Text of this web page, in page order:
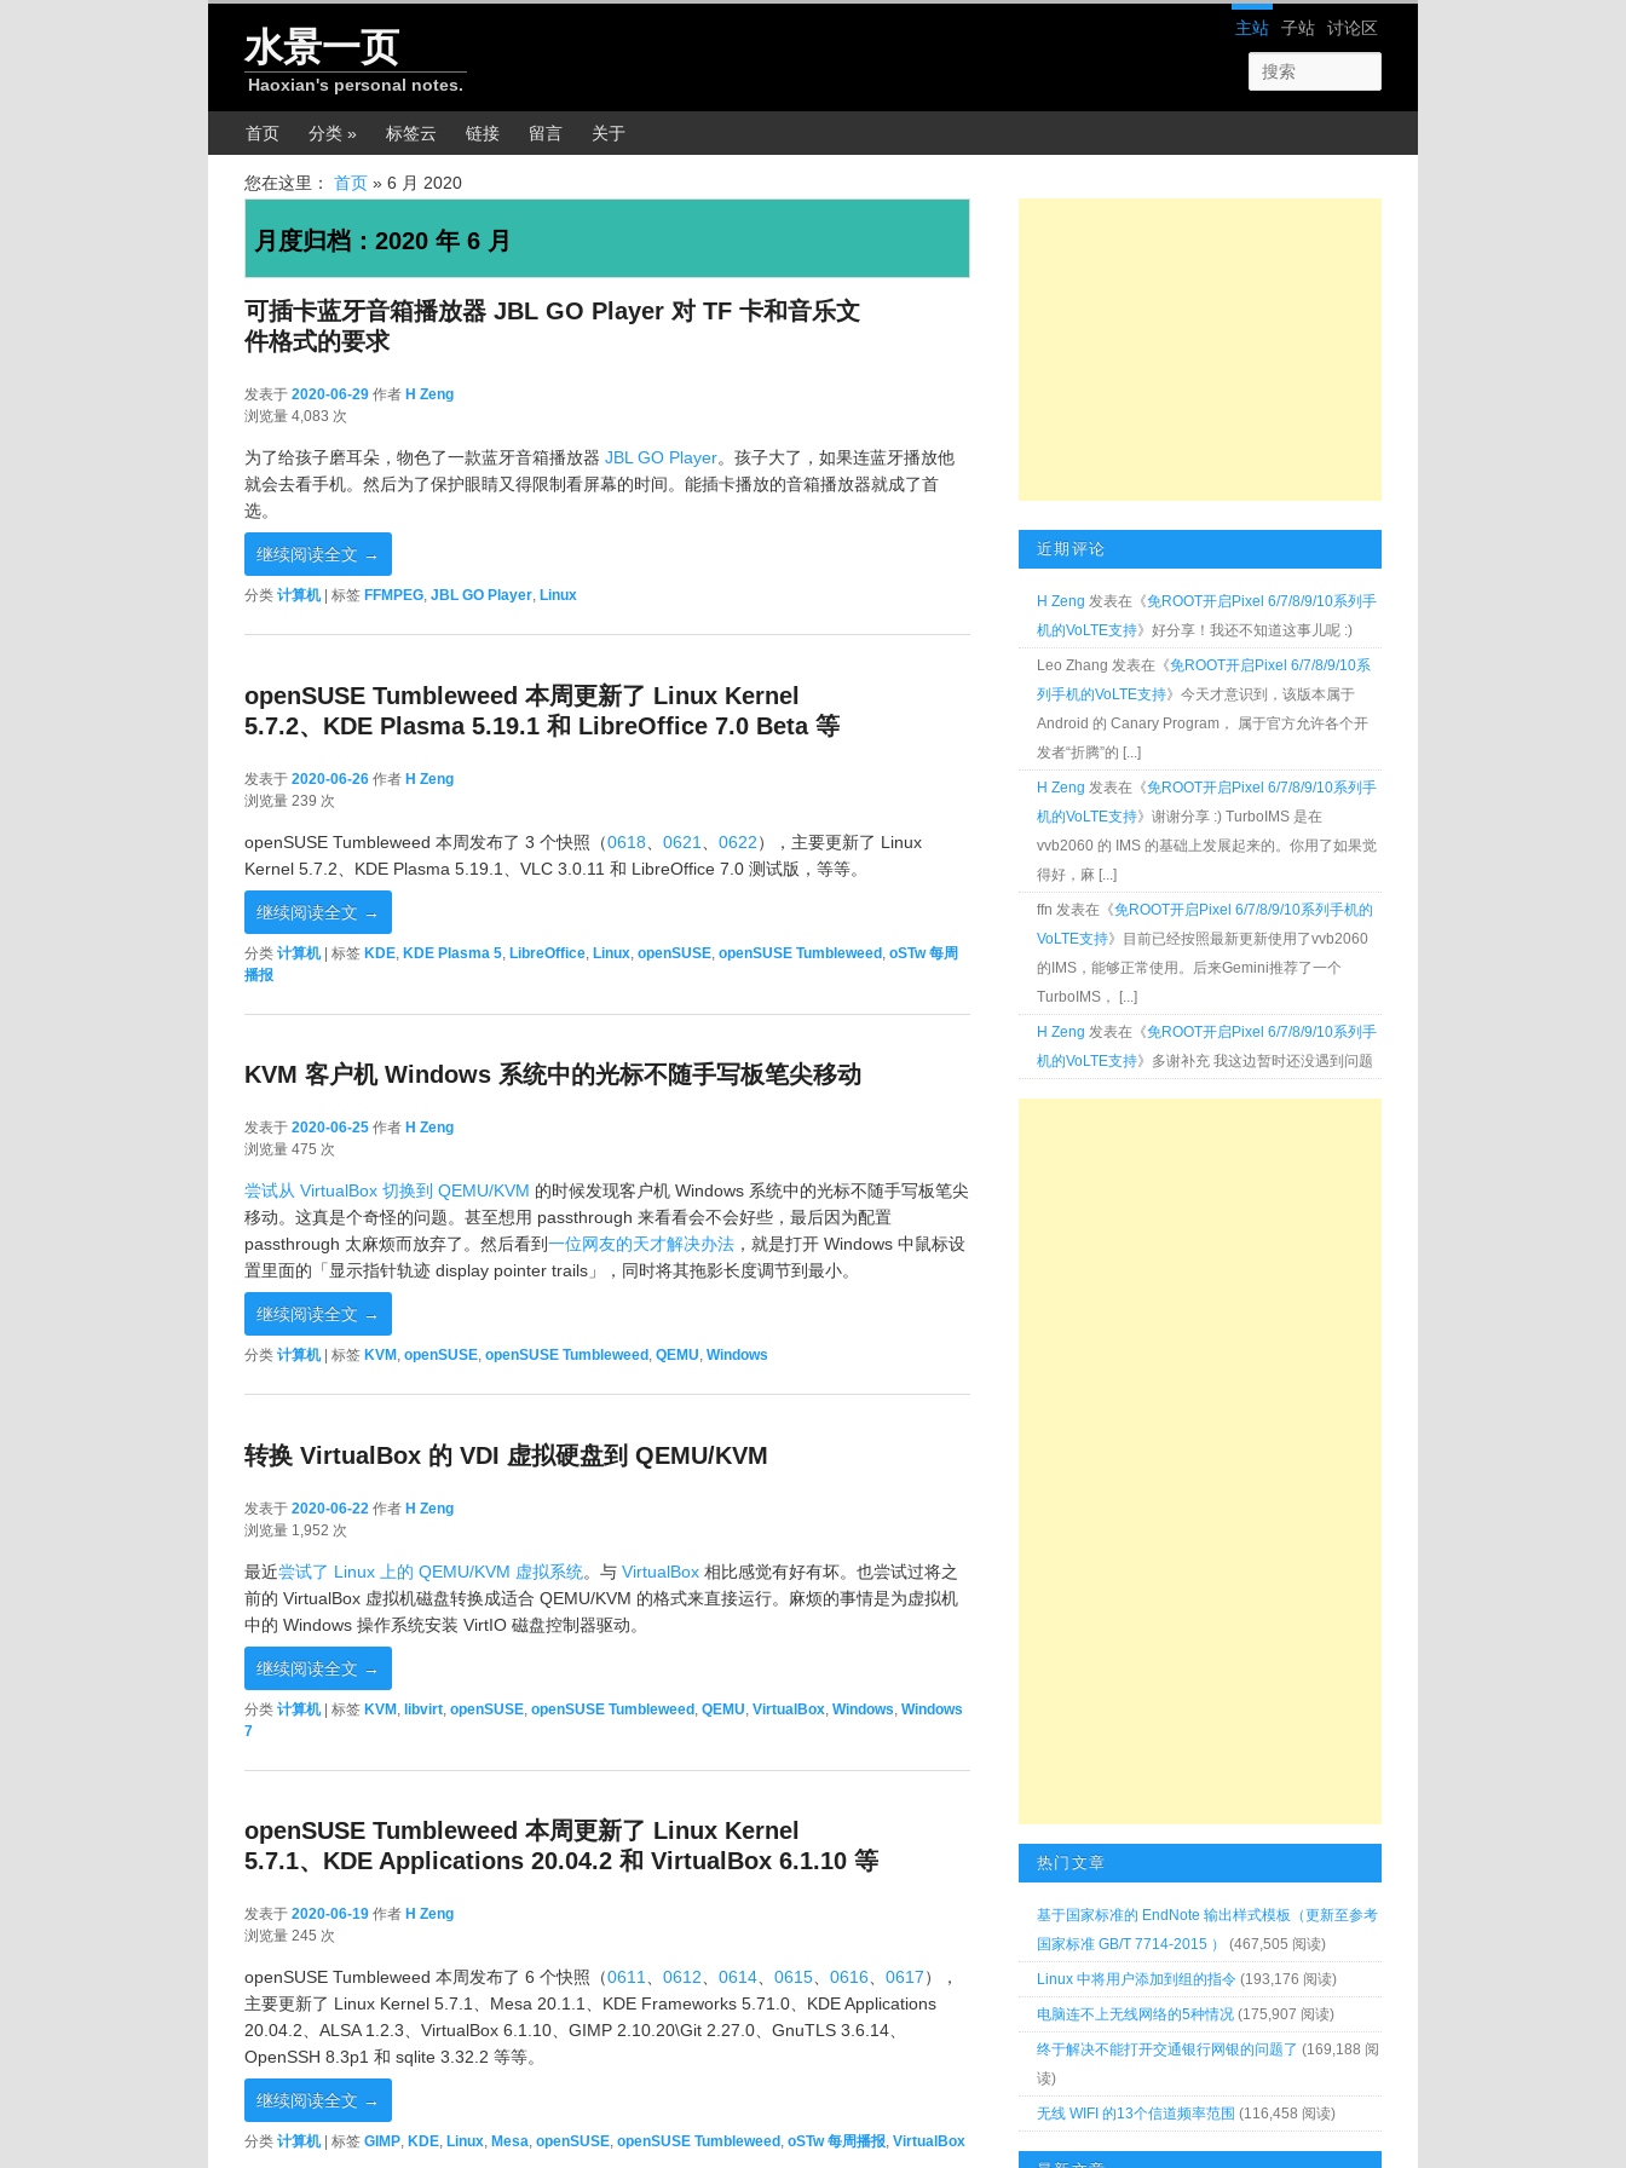
网站导航
主站 子站 讨论区
水景一页
Haoxian's personal notes.
主菜单首页 分类 » 标签云 链接 留言 关于
您在这里： 首页 » 6 月 2020
月度归档： 2020 年 6 月
可插卡蓝牙音箱播放器 JBL GO Player 对 TF 卡和音乐文
件格式的要求
发表于 2020-06-29 作者 H Zeng
浏览量 4,083 次
为了给孩子磨耳朵，物色了一款蓝牙音箱播放器 JBL GO Player。孩子大了，如果连蓝牙播放他
就会去看手机。然后为了保护眼睛又得限制看屏幕的时间。能插卡播放的音箱播放器就成了首
选。
继续阅读全文 →
分类 计算机 标签 FFMPEG, JBL GO Player, Linux
openSUSE Tumbleweed 本周更新了 Linux Kernel
5.7.2、KDE Plasma 5.19.1 和 LibreOffice 7.0 Beta 等
发表于 2020-06-26 作者 H Zeng
浏览量 239 次
openSUSE Tumbleweed 本周发布了 3 个快照（0618 0621 0622），主要更新了 Linux
Kernel 5.7.2、KDE Plasma 5.19.1、VLC 3.0.11 和 LibreOffice 7.0 测试版，等等。
继续阅读全文 →
分类 计算机 | 标签 KDE, KDE Plasma 5, LibreOffice, Linux, openSUSE, openSUSE Tumbleweed, oSTw 每周
播报
KVM 客户机 Windows 系统中的光标不随手写板笔尖移动
发表于 2020-06-25 作者 H Zeng
浏览量 475 次
尝试从 VirtualBox 切换到 QEMU/KVM 的时候发现客户机 Windows 系统中的光标不随手写板笔尖
移动。这真是个奇怪的问题。甚至想用 passthrough 来看看会不会好些，最后因为配置
passthrough 太麻烦而放弃了。然后看到一位网友的天才解决办法 ，就是打开 Windows 中鼠标设
置里面的「显示指针轨迹 display pointer trails」，同时将其拖影长度调节到最小。
继续阅读全文 →
分类 计算机 标签 KVM , openSUSE, openSUSE Tumbleweed , QEMU, Windows
转换 VirtualBox 的 VDI 虚拟硬盘到 QEMU/KVM
发表于 2020-06-22 作者 H Zeng
浏览量 1,952 次
最近尝试了 Linux 上的 QEMU/KVM 虚拟系统。与 VirtualBox 相比感觉有好有坏。也尝试过将之
前的 VirtualBox 虚拟机磁盘转换成适合 QEMU/KVM 的格式来直接运行。麻烦的事情是为虚拟机
中的 Windows 操作系统安装 VirtIO 磁盘控制器驱动。
继续阅读全文 →
分类 计算机 | 标签 KVM, libvirt, openSUSE, openSUSE Tumbleweed, QEMU, VirtualBox, Windows, Windows
7
openSUSE Tumbleweed 本周更新了 Linux Kernel
5.7.1、KDE Applications 20.04.2 和 VirtualBox 6.1.10 等
发表于 2020-06-19 作者 H Zeng
浏览量 245 次
openSUSE Tumbleweed 本周发布了 6 个快照（0611、 0612、 0614、 0615、 0616、 0617），
主要更新了 Linux Kernel 5.7.1、Mesa 20.1.1、KDE Frameworks 5.71.0、KDE Applications
20.04.2、ALSA 1.2.3、VirtualBox 6.1.10、GIMP 2.10.20\Git 2.27.0、GnuTLS 3.6.14、
OpenSSH 8.3p1 和 sqlite 3.32.2 等等。
继续阅读全文 →
分类 计算机 标签 GIMP, KDE, Linux, Mesa, openSUSE, openSUSE Tumbleweed , oSTw 每周播报, VirtualBox
近期评论
H Zeng 发表在《免ROOT开启Pixel 6/7/8/9/10系列手
机的VoLTE支持》好分享！我还不知道这事儿呢 :)
Leo Zhang 发表在《免ROOT开启Pixel 6/7/8/9/10系
列手机的VoLTE支持》今天才意识到，该版本属于
Android 的 Canary Program， 属于官方允许各个开
发者“折腾”的 [...]
H Zeng 发表在《免ROOT开启Pixel 6/7/8/9/10系列手
机的VoLTE支持》谢谢分享 :) TurboIMS 是在
vvb2060 的 IMS 的基础上发展起来的。你用了如果觉
得好，麻 [...]
ffn 发表在《免ROOT开启Pixel 6/7/8/9/10系列手机的
VoLTE支持》目前已经按照最新更新使用了vvb2060
的IMS，能够正常使用。后来Gemini推荐了一个
TurboIMS， [...]
H Zeng 发表在《免ROOT开启Pixel 6/7/8/9/10系列手
机的VoLTE支持》多谢补充 我这边暂时还没遇到问题
热门文章
基于国家标准的 EndNote 输出样式模板（更新至参考
国家标准 GB/T 7714-2015 ）
(467,505 阅读)
Linux 中将用户添加到组的指令 (193,176 阅读)
电脑连不上无线网络的5种情况 (175,907 阅读)
终于解决不能打开交通银行网银的问题了 (169,188 阅
读)
无线 WIFI 的13个信道频率范围 (116,458 阅读)